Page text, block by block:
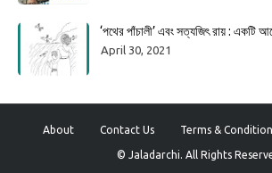
‘পথের পাঁচালী’ এবং সত্যজিৎ রায় : একটি
April 30, 2021
About Contact Us Terms &
© Jaladarchi. All Rights